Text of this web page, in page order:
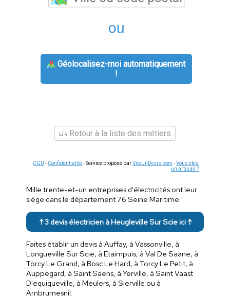
ou
Géolocalisez-moi automatiquement
!
Retour à la liste des métiers
CGU - Confidentialité- Service proposé parViteUnDevis.com -Vous êtes
un artisan ?
Mille trente-et-un entreprises d'électricités ont leur
siège dans le département 76 Seine Maritime.
↑ 3 devis électricien à Heugleville Sur Scie ici ↑
Faites établir un devis à Auffay, à Vassonville, à
Longueville Sur Scie, à Etaimpuis, à Val De Saane, à
Torcy Le Grand, à Bosc Le Hard, à Torcy Le Petit, à
Auppegard, à Saint Saens, à Yerville, à Saint Vaast
D'equiqueville, à Meulers, à Sierville ou à
Ambrumesnil.